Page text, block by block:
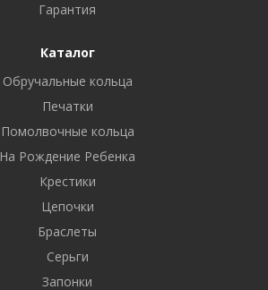
Гарантия
Каталог
Обручальные кольца
Печатки
Помолвочные кольца
На Рождение Ребенка
Крестики
Цепочки
Браслеты
Серьги
Запонки